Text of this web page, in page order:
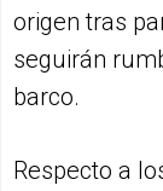
origen tras
seguirán
barco.
Respecto a